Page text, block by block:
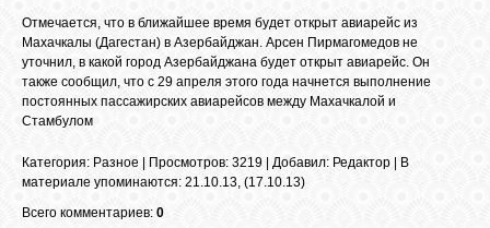
ФОРУМ
ГОСТЕВАЯ
Отмечается, что в ближайшее время будет открыт авиарейс из
Махачкалы (Дагестан) в Азербайджан. Арсен Пирмагомедов не
уточнил, в какой город Азербайджана будет открыт авиарейс. Он
также сообщил, что с 29 апреля этого года начнется выполнение
постоянных пассажирских авиарейсов между Махачкалой и
Стамбулом
Категория: Разное Просмотров: 3219 | Добавил: Редактор
В
материале упоминаются: 21.10.13, (17.10.13)
Всего комментариев: 0